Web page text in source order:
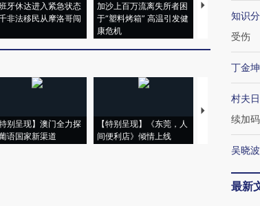
牙休达进入紧急状态
非法移民从摩洛哥闯
加沙上百万流离失所者困
于“塑料烤箱” 高温引发健
康危机
马航飞行员跨
粒摇头丸 尿
特别呈现】澳门全力探
语国家新渠道
【特别呈现】《东莞，人
间便利店》倾情上线
【推广】走进
会，让数智科
知识
受伤
丁金坤
村夫
续加码
吴晓波
最新